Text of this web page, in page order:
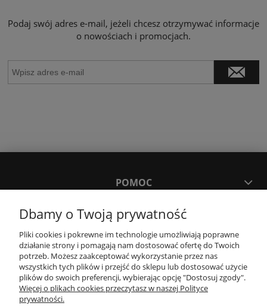
Podaj swój adres e-mail, jeżeli chcesz otrzymywać informacje
o nowościach i promocjach.
POMOC
MOJE KONTO
PŁATNOŚCI I DOSTAWA
KONTAKT
Dbamy o Twoją prywatność
Pliki cookies i pokrewne im technologie umożliwiają poprawne
działanie strony i pomagają nam dostosować ofertę do Twoich
potrzeb. Możesz zaakceptować wykorzystanie przez nas
wszystkich tych plików i przejść do sklepu lub dostosować użycie
plików do swoich preferencji, wybierając opcję "Dostosuj zgody".
Więcej o plikach cookies przeczytasz w naszej Polityce
prywatności.